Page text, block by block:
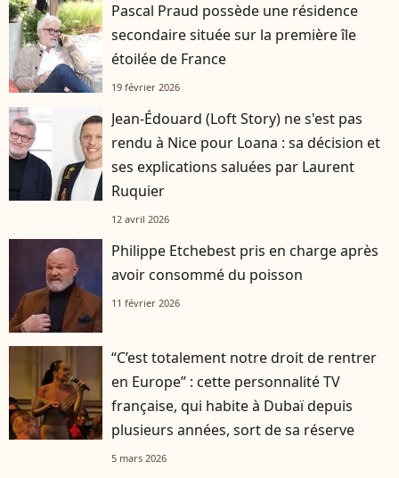
Pascal Praud possède une résidence
secondaire située sur la première île
étoilée de France
19 février 2026
Jean-Édouard (Loft Story) ne s'est pas
rendu à Nice pour Loana : sa décision et
ses explications saluées par Laurent
Ruquier
12 avril 2026
Philippe Etchebest pris en charge après
avoir consommé du poisson
11 février 2026
“C’est totalement notre droit de rentrer
en Europe” : cette personnalité TV
française, qui habite à Dubaï depuis
plusieurs années, sort de sa réserve
5 mars 2026